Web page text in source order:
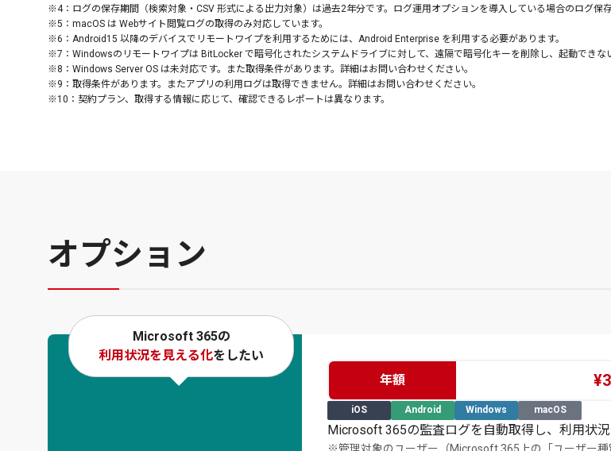
※4： ログの保存期間（検索対象・CSV 形式による出力対象）は過去2年分です。ログ運用オプションを導入している場合のログ保存
※5： macOS は Webサイト閲覧ログの取得のみ対応しています。
※6： Android15 以降のデバイスでリモートワイプを利用するためには、Android Enterprise を利用する必要があります。
※7： Windowsのリモートワイプは BitLocker で暗号化されたシステムドライブに対して、遠隔で暗号化キーを削除し、起動でき
※8： Windows Server OS は未対応です。また取得条件があります。詳細はお問い合わせください。
※9： 取得条件があります。またアプリの利用ログは取得できません。詳細はお問い合わせください。
※10： 契約プラン、取得する情報に応じて、確認できるレポートは異なります。
オプション
Microsoft 365の
利用状況を見える化をしたい
年額
iOS Android Windows macOS
Microsoft 365の監査ログを自動取得し、利用状況
※管理対象のユーザー（Microsoft 365上の「ユーザー種